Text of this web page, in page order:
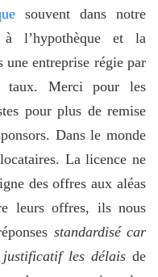
souvent dans notre
l’hypothèque et la
une entreprise régie par
taux. Merci pour les
pour plus de remise
Dans le monde
La licence ne
des offres aux aléas
leurs offres, ils nous
standardisé car
les délais de